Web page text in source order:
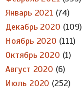
Январь 2021 (74)
Декабрь 2020 (109)
Ноябрь 2020 (111)
Октябрь 2020 (1)
Август 2020 (6)
Июль 2020 (252)